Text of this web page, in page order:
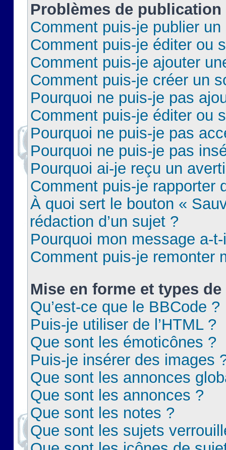
Problèmes de publication
Comment puis-je publier
Comment puis-je éditer ou
Comment puis-je ajouter
Comment puis-je créer un
Pourquoi ne puis-je pas
Comment puis-je éditer ou
Pourquoi ne puis-je pas
Pourquoi ne puis-je pas
Pourquoi ai-je reçu un
Comment puis-je rapporter
À quoi sert le bouton «
rédaction d’un sujet ?
Pourquoi mon message a-
Comment puis-je remonter
Mise en forme et types
Qu’est-ce que le BBCode ?
Puis-je utiliser de l’HTML ?
Que sont les émoticônes ?
Puis-je insérer des images
Que sont les annonces
Que sont les annonces ?
Que sont les notes ?
Que sont les sujets